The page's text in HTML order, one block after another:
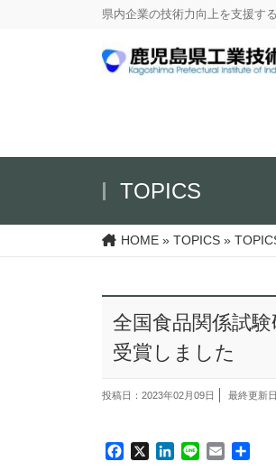
県内企業の技術力向上を支援す
TOPICS
HOME» TOPICS»
全国食品関係試
受賞しました
投稿日：2023年02月09日 最終更新
FacebookLinkedIn
Line Email